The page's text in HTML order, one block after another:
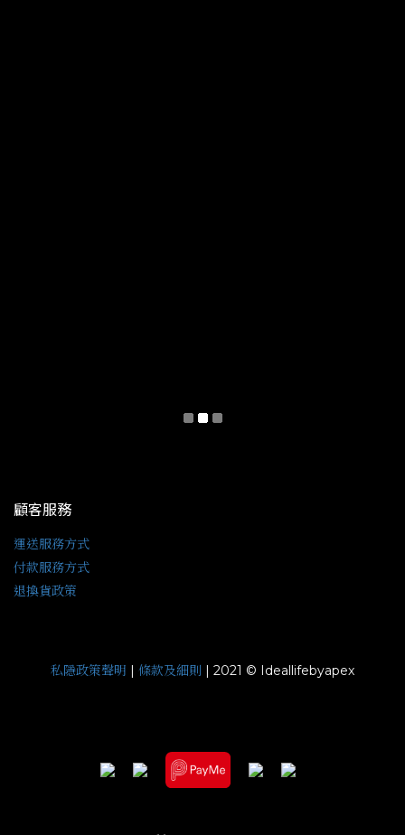
顧客服務
運送服務方式
付款服務方式
退換貨政策
私隱政策聲明 條款及細則 | 2021 © Ideallifebyapex